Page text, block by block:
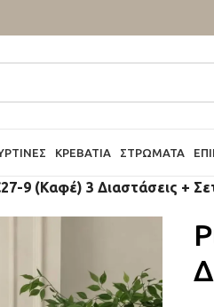
ΚΡΕΒΆΤΙΑ ΣΤΡΏΜΑΤΑ
9 (Καφέ) 3 Διαστάσεις +